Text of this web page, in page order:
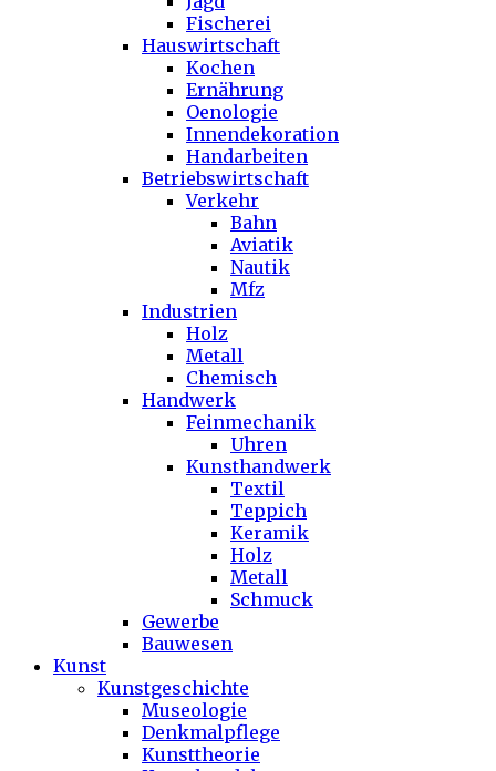
Fischerei
Hauswirtschaft
Kochen
Ernährung
Oenologie
Innendekoration
Handarbeiten
Betriebswirtschaft
Verkehr
Bahn
Aviatik
Nautik
Mfz
Industrien
Holz
Metall
Chemisch
Handwerk
Feinmechanik
Uhren
Kunsthandwerk
Textil
Teppich
Keramik
Holz
Metall
Schmuck
Gewerbe
Bauwesen
Kunst
Kunstgeschichte
Museologie
Denkmalpflege
Kunsttheorie